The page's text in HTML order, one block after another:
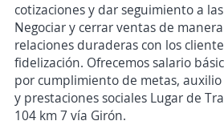
cotizaciones y dar seguimiento a
Negociar y cerrar ventas de
relaciones duraderas con los
fidelización. Ofrecemos salario
por cumplimiento de metas,
y prestaciones sociales Lugar de
104 km 7 vía Girón.